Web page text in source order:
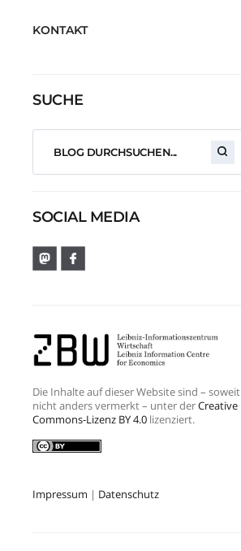
KONTAKT
SUCHE
SOCIAL MEDIA
Die Inhalte auf dieser Website sind – soweit
nicht anders vermerkt – unter derCreative
Commons-Lizenz BY 4.0 lizenziert.
Impressum | Datenschutz